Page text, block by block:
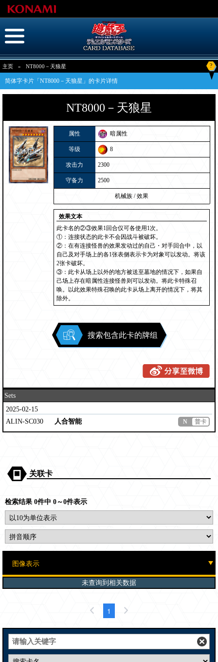
主页 » NT8000－天狼星 ?
简体字卡片「NT8000－天狼星」的卡片详情
NT8000－天狼星
属性 暗属性
等级 8
攻击力 2300
守备力 2500
机械族 / 效果
效果文本
此卡名的②③效果1回合仅可各使用1次。
①：连接状态的此卡不会因战斗被破坏。
②：在有连接怪兽的效果发动过的自己・对手回合中，以
自己及对手场上的各1张表侧表示卡为对象可以发动。将该
2张卡破坏。
③：此卡从场上以外的地方被送至墓地的情况下，如果自
己场上存在暗属性连接怪兽则可以发动。将此卡特殊召
唤。以此效果特殊召唤的此卡从场上离开的情况下，将其
除外。
搜索包含此卡的牌组
Sets
2025-02-15
ALIN-SC030
人合智能 N 普卡
关联卡
检索结果 0件中 0～0件表示
未查询到相关数据
1